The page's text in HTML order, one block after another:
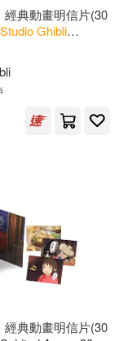
經典動畫明信片(30
StudioGhibli
30
經典動畫明信片(30